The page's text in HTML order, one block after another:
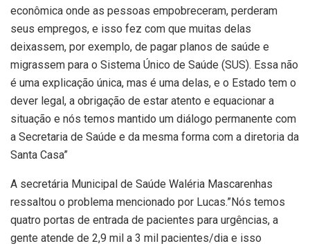
econômica onde as pessoas empobreceram, perderam
seus empregos, e isso fez com que muitas delas
deixassem, por exemplo, de pagar planos de saúde e
migrassem para o Sistema Único de Saúde (SUS). Essa não
é uma explicação única, mas é uma delas, e o Estado tem o
dever legal, a obrigação de estar atento e equacionar a
situação e nós temos mantido um diálogo permanente com
a Secretaria de Saúde e da mesma forma com a diretoria da
Santa Casa”
A secretária Municipal de Saúde Waléria Mascarenhas
ressaltou o problema mencionado por Lucas.”Nós temos
quatro portas de entrada de pacientes para urgências, a
gente atende de 2,9 mil a 3 mil pacientes/dia e isso